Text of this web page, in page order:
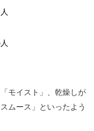
モイスト」、乾燥しが
ムース」といったよう